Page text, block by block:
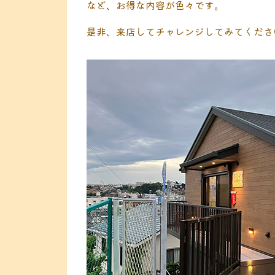
など、お得な内容が色々です。
是非、来店してチャレンジしてみてくだ